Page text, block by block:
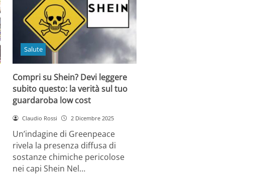
Salute
Compri su Shein? Devi leggere
subito questo: la verità sul tuo
guardaroba low cost
Claudio Rossi 2 Dicembre 2025
Un’indagine di Greenpeace
rivela la presenza diffusa di
sostanze chimiche pericolose
nei capi Shein Nel…